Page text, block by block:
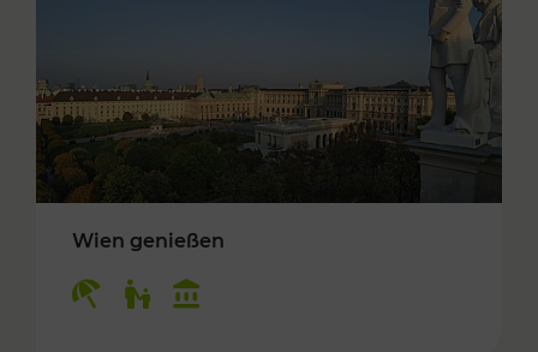
Wien genießen